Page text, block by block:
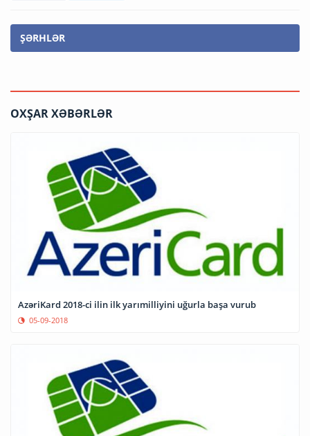
ŞƏRHLƏR
OXŞAR XƏBƏRLƏR
AzəriKard 2018-ci ilin ilk yarımilliyini uğurla başa vurub
05-09-2018